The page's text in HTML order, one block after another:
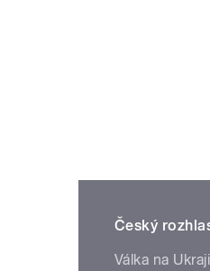
Český
Válka na